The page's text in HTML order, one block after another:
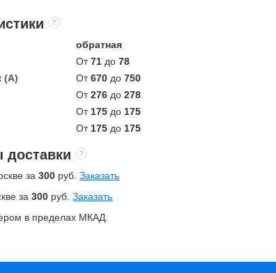
обратная
От71 до78
(А)
От670 до750
От276 до278
От 175 до 175
От 175 до 175
доставки
за300 руб.Заказать
за300 руб.Заказать
в пределах МКАД.